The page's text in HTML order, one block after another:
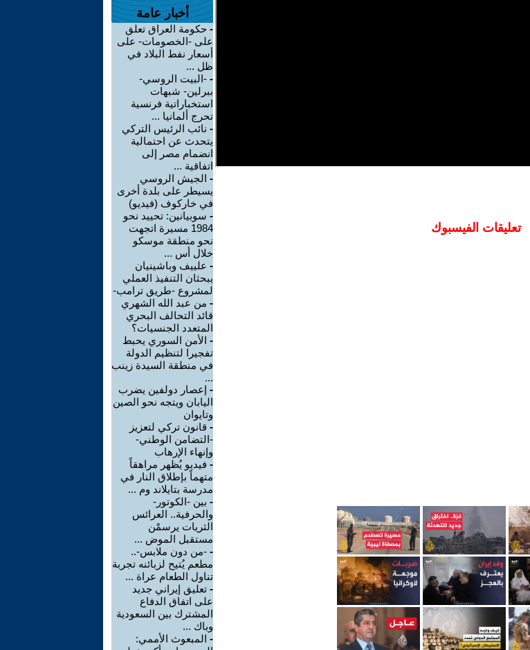
تعليقات الفيسبوك
أخبار عامة
- حكومة العراق تعلق
على -الخصومات- على
أسعار نفط البلاد في
ظل ...
- -البيت الروسي-
ببرلين- شبهات
استخباراتية فرنسية
تحرج ألمانيا ...
- نائب الرئيس التركي
يتحدث عن احتمالية
انضمام مصر إلى
اتفاقية ...
- الجيش الروسي
يسيطر على بلدة أخرى
في خاركوف (فيديو)
- سوبيانين: تحييد نحو
1984 مسيرة اتجهت
نحو منطقة موسكو
خلال أس ...
- علييف وباشينيان
يبحثان التنفيذ العملي
لمشروع -طريق ترامب-
- من عبد الله الشهري
قائد التحالف البحري
المتعدد الجنسيات؟
- الأمن السوري يحبط
تفجيرا لتنظيم الدولة
في منطقة السيدة زينب
...
- إعصار دولفين يضرب
اليابان ويتجه نحو الصين
وتايوان
- قانون تركي لتعزيز
-التضامن الوطني-
وإنهاء الإرهاب
- فيديو يُظهر مراهقاً
متهماً بإطلاق النار في
مدرسة بتايلاند وم ...
- بين -الكوتور-
والحرفية.. العرائس
الثريات يرسمْن
مستقبل الموض ...
- -من دون ملابس-..
مطعم يُتيح لزبائنه تجربة
تناول الطعام عراة ...
- تعليق إيراني جديد
على اتفاق الدفاع
المشترك بين السعودية
وباك ...
- المبعوث الأممي: